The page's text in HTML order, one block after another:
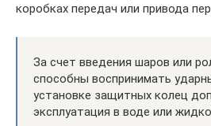
коробках передач или привода
За счет введения шаров или
способны воспринимать
установке защитных колец
эксплуатация в воде или